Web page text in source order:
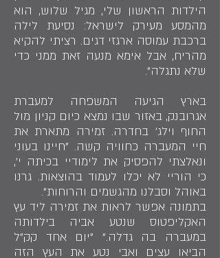
הילדות הראשון שלי, מגיל שלוש, הוא
מהמסע מעירק לישראל: נסיעת לילה
ברכבת עמוסה ארגזי דגים. רציתי להקיא
מהריח, אבל אימא מנעה זאת ממני כדי
שלא נתגלה".
בארץ הגיעה המשפחה למעברת
אגרובנק, באזור שבו נמצא כיום קניון מול
החוף וילג' בחדרה. זמירה מתארת את
חיי המעברה כחוויה קשה. "חיינו בעוני
ונאלצתי להפסיק את לימודיי בכיתה י',
כי הוריי לא יכלו לעמוד בהוצאות. גרנו
באוהל וסבלנו מהגשמים והרוחות".
בתמונה אפשר לראות את זמירה ליד עץ
האקליפטוס שנטע אביה בילדותה
במעברה בה גדלה." "יום אחד קק"ל
הביאו עצים ואבי נטע את העץ הזה